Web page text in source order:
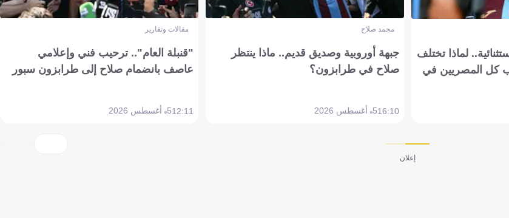
لماذا تختلف
كل المصريين في
محمد صلاح
جبهة أوروبية وصديق قديم.. ماذا ينتظر
صلاح في طرابزون؟
16:105 أغسطس 2026
مقالات وتقارير
"قنبلة العام".. ترحيب فني وإعلامي
عاصف بانضمام صلاح إلى طرابزون سبور
12:115 أغسطس 2026
إعلان